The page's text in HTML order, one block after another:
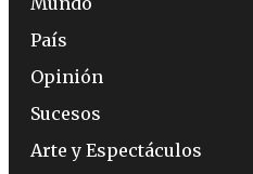
País
Opinión
Sucesos
Arte y Espectáculos